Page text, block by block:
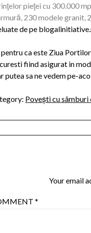
pieţei cu 300.000
230 modele granit,
de pe
ca este Ziua
fiind asigurat in
putea sa ne vedem pe-
Povești cu sâmburi
Your email
*